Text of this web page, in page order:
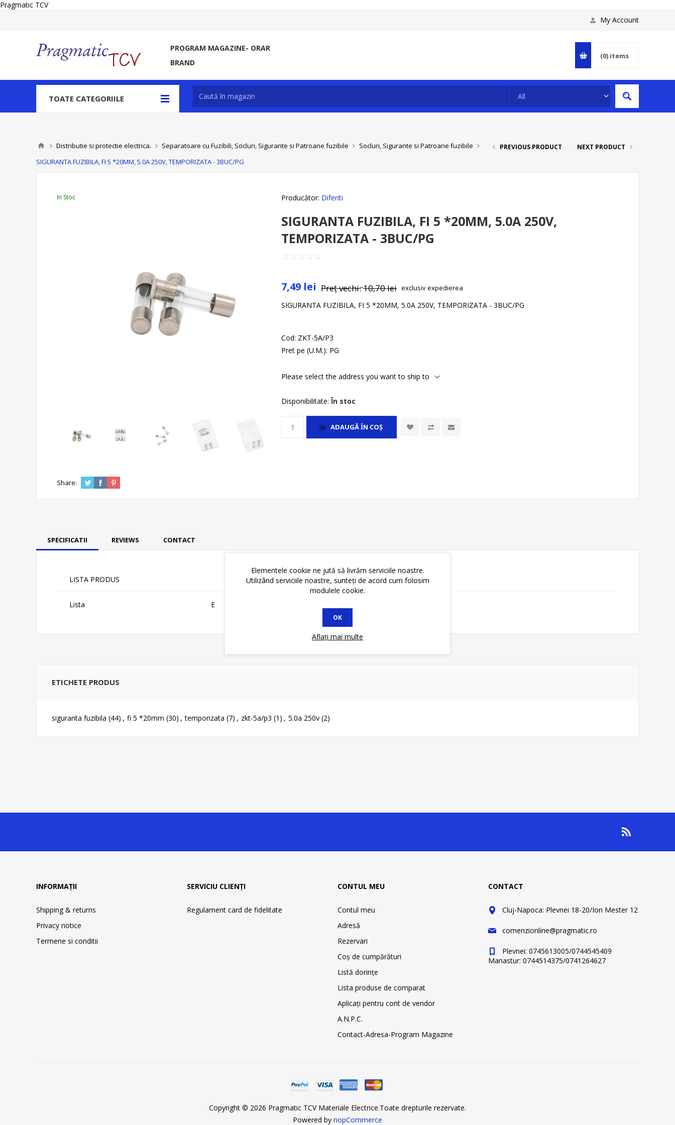
Pragmatic TCV
My Account
PROGRAM MAGAZINE- ORAR
BRAND
(0) items
TOATE CATEGORIILE
Distributie si protectie electrica. Separatoare cu Fuzibili, Socluri, Sigurante si Patroane fuzibile
Socluri, Sigurante si Patroane fuzibile
SIGURANTA FUZIBILA, FI 5 *20MM, 5.0A 250V, TEMPORIZATA - 3BUC/PG
PREVIOUS PRODUCT NEXT PRODUCT
In Stoc Producător: Diferiti
SIGURANTA FUZIBILA, FI 5 *20MM, 5.0A 250V,
TEMPORIZATA - 3BUC/PG
7,49 lei Preț vechi:10,70 lei exclusivexpedierea
SIGURANTA FUZIBILA, FI 5 *20MM, 5.0A 250V, TEMPORIZATA - 3BUC/PG
Cod: ZKT-5A/P3
Pret pe (U.M.): PG
Please select the address you want to ship to
Disponibilitate: În stoc
ADAUGĂ ȊN COŞ
Share:
SPECIFICATII REVIEWS CONTACT
LISTA PRODUS
Lista E
ETICHETE PRODUS
siguranta fuzibila (44) , fi 5 *20mm (30) , temporizata (7) , zkt-5a/p3 (1) , 5.0a 250v (2)
INFORMAȚII
Shipping & returns
Privacy notice
Termene si conditii
SERVICIU CLIENȚI
Regulament card de fidelitate
CONTUL MEU
Contul meu
Adresă
Rezervari
Coş de cumpărături
Listă dorințe
Lista produse de comparat
Aplicați pentru cont de vendor
A.N.P.C.
Contact-Adresa-Program Magazine
CONTACT
Cluj-Napoca: Plevnei 18-20/Ion Mester 12
comenzionline@pragmatic.ro
Plevnei: 0745613005/0744545409
Manastur: 0744514375/0741264627
Copyright © 2026 Pragmatic TCV Materiale Electrice.Toate drepturile rezervate.
Powered by nopCommerce
Elementele cookie ne jută să livrăm serviciile noastre.
Utilizând serviciile noastre, sunteți de acord cum folosim
modulele cookie.
OK
Aflați mai multe